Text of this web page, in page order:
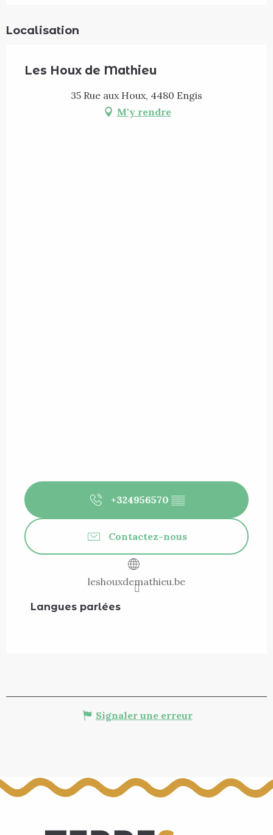
Localisation
Les Houx de Mathieu
35 Rue aux Houx, 4480 Engis
M'y rendre
+324956570 ▒▒
Contactez-nous
leshouxdemathieu.be
Langues parlées
Langues parlées
Signaler une erreur